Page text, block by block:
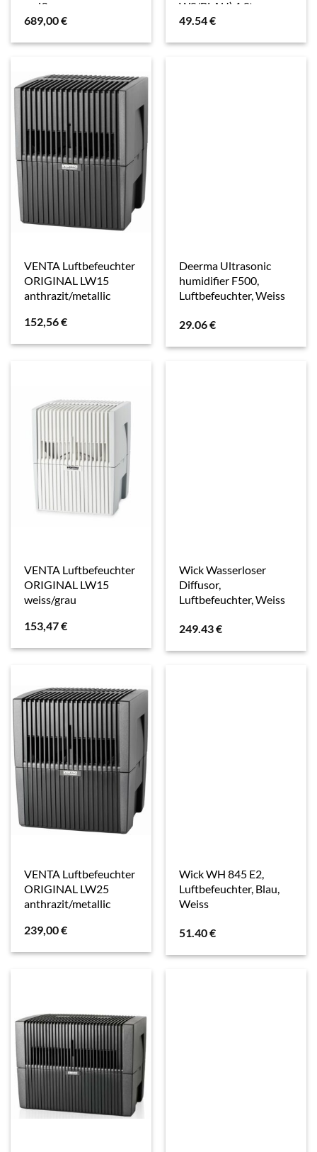
weiß
689,00€
WS/BLAU) 1 St
49.54€
VENTA Luftbefeuchter
ORIGINAL LW15
anthrazit/metallic
152,56€
Deerma Ultrasonic
humidifier F500,
Luftbefeuchter, Weiss
29.06€
VENTA Luftbefeuchter
ORIGINAL LW15
weiss/grau
153,47€
Wick Wasserloser
Diffusor,
Luftbefeuchter, Weiss
249.43€
VENTA Luftbefeuchter
ORIGINAL LW25
anthrazit/metallic
239,00€
Wick WH 845 E2,
Luftbefeuchter, Blau,
Weiss
51.40€